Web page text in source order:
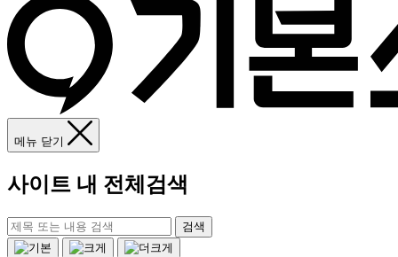
메뉴 닫기
사이트 내 전체검색
검색